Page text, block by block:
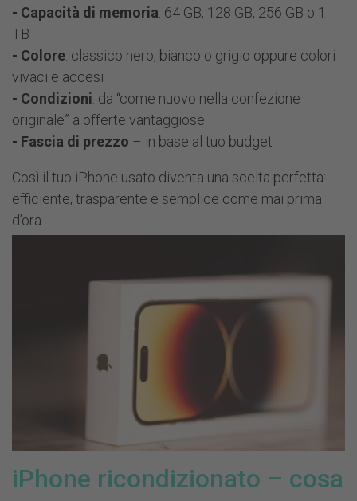
- Capacità di memoria: 64 GB, 128 GB, 256 GB o 1
TB
- Colore: classico nero, bianco o grigio oppure colori
vivaci e accesi
- Condizioni: da “come nuovo nella confezione
originale” a offerte vantaggiose
- Fascia di prezzo – in base al tuo budget
Così il tuo iPhone usato diventa una scelta perfetta:
efficiente, trasparente e semplice come mai prima
d’ora.
iPhone ricondizionato – cosa